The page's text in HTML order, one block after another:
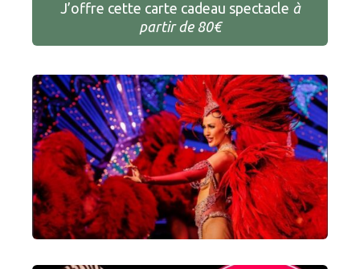
J’offre cette carte cadeau spectacle à
partir de 80€